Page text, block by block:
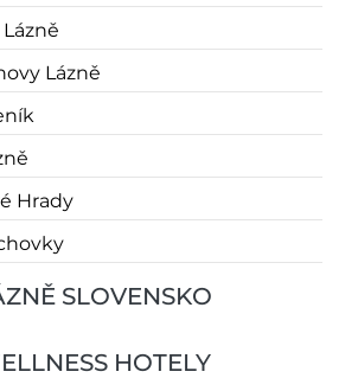
Lázně
Hrady
SLOVENSKO
HOTELY